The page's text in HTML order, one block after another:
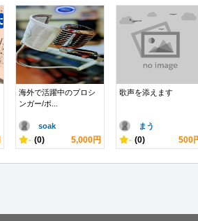
海外で活躍中のプロシ
ンガー/ボ...
soak
- (0) 5,000円
歌声を添えます
まう
- (0) 500